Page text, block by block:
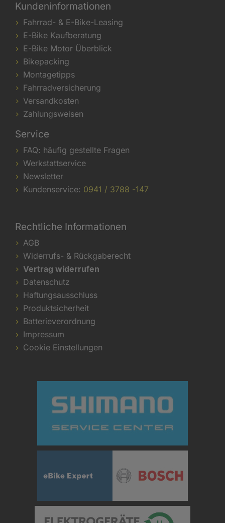
Kundeninformationen
Fahrrad- & E-Bike-Leasing
E-Bike Kaufberatung
E-Bike Motor Überblick
Bikepacking
Montagetipps
Fahrradversicherung
Versandkosten
Zahlungsweisen
Service
FAQ: häufig gestellte Fragen
Werkstattservice
Newsletter
Kundenservice: 0941 / 3788 -147
Rechtliche Informationen
AGB
Widerrufs- & Rückgaberecht
Vertrag widerrufen
Datenschutz
Haftungsausschluss
Produktsicherheit
Batterieverordnung
Impressum
Cookie Einstellungen